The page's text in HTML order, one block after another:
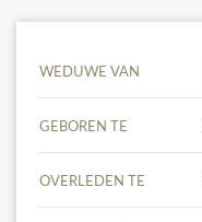
WEDUWE VAN
GEBOREN TE
OVERLEDEN TE